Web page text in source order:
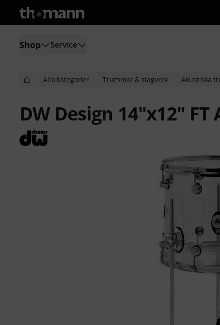
Shop Service
Alla kategorier Trummor & slagverk Akustiska
DW Design 14"x12" FT